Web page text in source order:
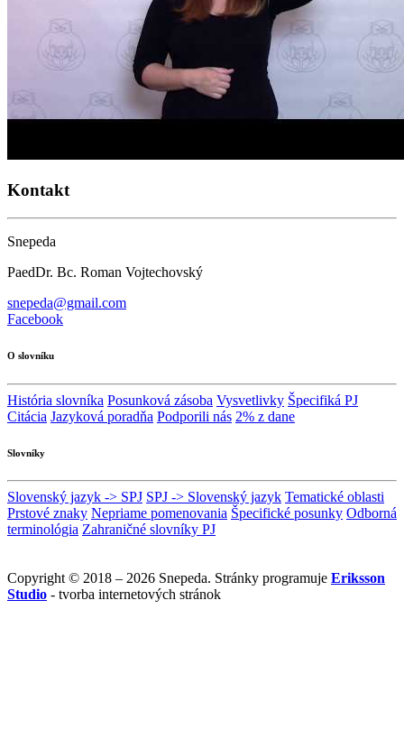
Kontakt
Snepeda
PaedDr. Bc. Roman Vojtechovský
snepeda@gmail.com
Facebook
O slovníku
História slovníka Posunková zásoba Vysvetlivky Špecifiká PJ
Citácia Jazyková poradňa Podporili nás 2% z dane
Slovníky
Slovenský jazyk -> SPJ SPJ -> Slovenský jazyk Tematické oblasti
Prstové znaky Nepriame pomenovania Špecifické posunky Odborná
terminológia Zahraničné slovníky PJ
Copyright © 2018 – 2026 Snepeda. Stránky programuje Eriksson
Studio - tvorba internetových stránok